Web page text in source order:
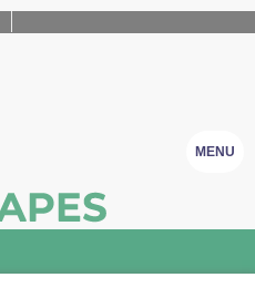
MENU